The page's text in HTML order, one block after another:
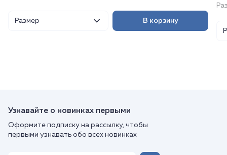
Размер В корзину
Узнавайте о новинках первыми
Оформите подписку на рассылку, чтобы
первыми узнавать обо всех новинках